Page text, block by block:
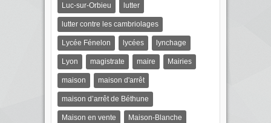
Luc-sur-Orbieu lutter
lutter contre les cambriolages
Lycée Fénelon lycées lynchage
Lyon magistrate maire Mairies
maison maison d'arrêt
maison d’arrêt de Béthune
Maison en vente Maison-Blanche